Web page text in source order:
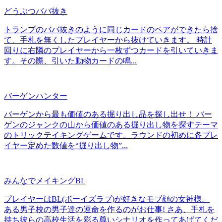
どうぶつババ抜き
トランプのババ抜きのように同じカードのペアができたら捨
て、手札を無くしたプレイヤーから抜けていきます。 時計
回りに右隣のプレイヤーから一枚ずつカードを引いていきま
す。その際、引いた動物カードの鳴...
バーゲンハンター
バーゲンから最も価値のある掘り出し品を探し出せ！ バー
ゲンのジャンクの山から価値のある掘り出し物を探すテーマ
のトリックテイキングゲームです。ラウンドの初めに各プレ
イヤー定めた数値を“掘り出し物”...
みんなでメイキングBL
プレイヤーはBL(ボーイズラブ)が好きなモブ顔の女神様。
ある男子校の男子達の運命を作るのがお仕事! さあ、手札を
持ち彼らの高校生活を彩る尊いシナリオを作ってあげてくだ